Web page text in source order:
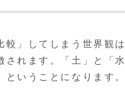
較」してしまう世界観
れます。「土」と「
いうことになります。